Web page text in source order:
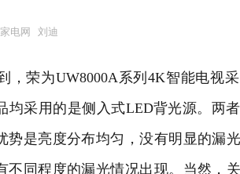
电网 刘迪
荣为UW8000A系列4K智能电视
均采用的是侧入式LED背光源。两
势是亮度分布均匀，没有明显的漏
不同程度的漏光情况出现。当然，